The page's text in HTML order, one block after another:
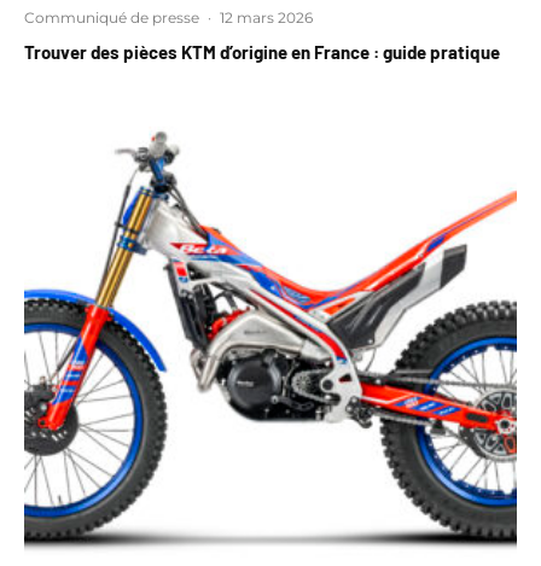
Communiqué de presse · 12 mars 2026
Trouver des pièces KTM d’origine en France : guide pratique